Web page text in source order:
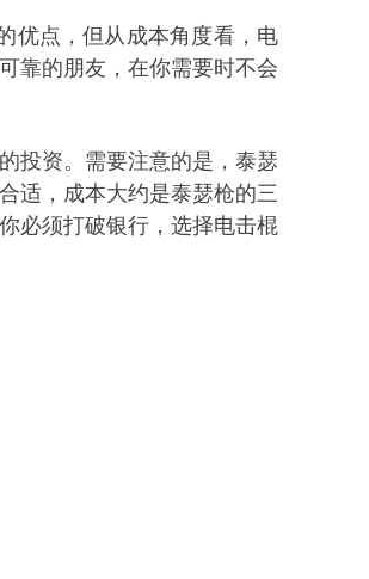
优点，但从成本角度看， 电
靠的朋友，在你需要时不会
投资。需要注意的是，泰瑟
适，成本大约是泰瑟枪的三
必须打破银行，选择电击棍